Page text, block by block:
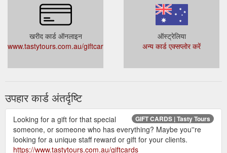
खरीद कार्ड ऑनलाइन
www.tastytours.com.au/giftcards
ऑस्ट्रेलिया
अन्य कार्ड एक्सप्लोर करें
उपहार कार्ड अंतर्दृष्टि
GIFT CARDS | Tasty Tours
Looking for a gift for that special
someone, or someone who has everything? Maybe you''re
looking for a unique staff reward or gift for your clients.
https://www.tastytours.com.au/giftcards